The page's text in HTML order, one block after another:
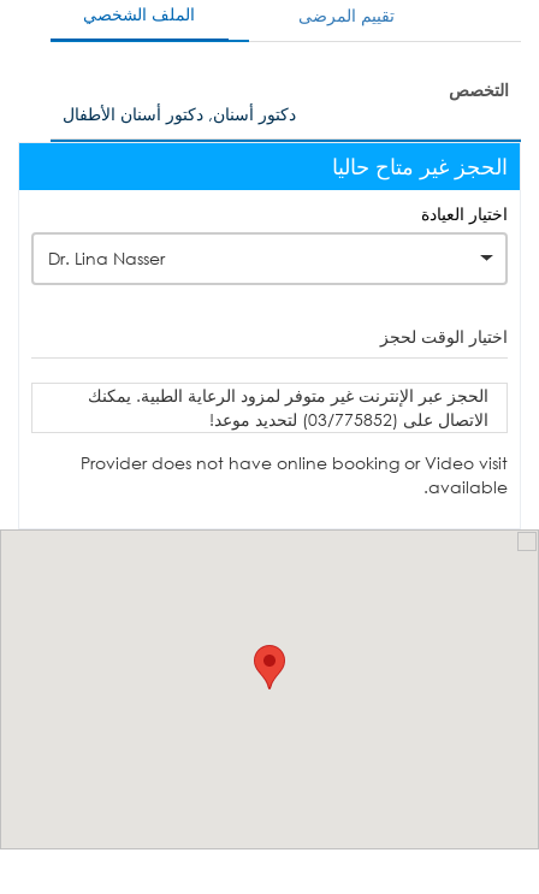
الملف الشخصي تقييم المرضى
التخصص
دكتور أسنان, دكتور أسنان الأطفال
الحجز غير متاح حاليا
اختيار العيادة
Dr. Lina Nasser
اختيار الوقت لحجز
الحجز عبر الإنترنت غير متوفر لمزود الرعاية الطبية. يمكنك
الاتصال على (03/775852) لتحديد موعد!
Provider does not have online booking or Video visit
available.